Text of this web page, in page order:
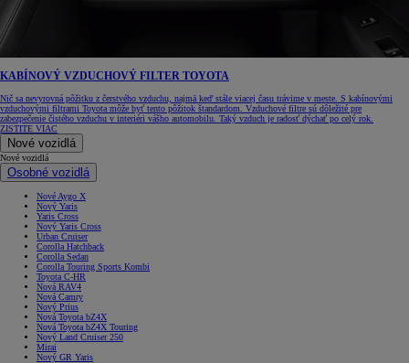
KABÍNOVÝ VZDUCHOVÝ FILTER TOYOTA
Nič sa nevyrovná pôžitku z čerstvého vzduchu, najmä keď stále viacej času trávime v meste. S kabínovými
vzduchovými filtrami Toyota môže byť tento pôžitok štandardom. Vzduchové filtre sú dôležité pre
zabezpečenie čistého vzduchu v interiéri vášho automobilu. Taký vzduch je radosť dýchať po celý rok.
ZISTITE VIAC
Nové vozidlá
Nové vozidlá
Osobné vozidlá
Nové Aygo X
Nový Yaris
Yaris Cross
Nový Yaris Cross
Urban Cruiser
Corolla Hatchback
Corolla Sedan
Corolla Touring Sports Kombi
Toyota C-HR
Nová RAV4
Nová Camry
Nový Prius
Nová Toyota bZ4X
Nová Toyota bZ4X Touring
Nový Land Cruiser 250
Mirai
Nový GR Yaris